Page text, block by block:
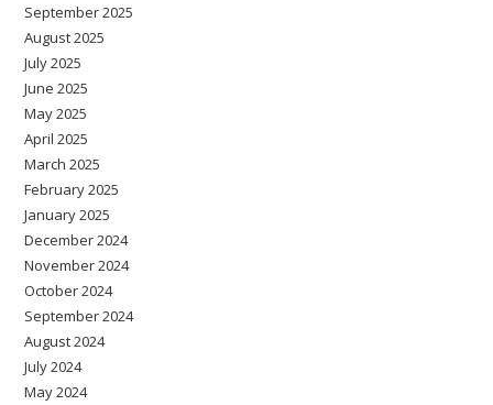
September 2025
August 2025
July 2025
June 2025
May 2025
April 2025
March 2025
February 2025
January 2025
December 2024
November 2024
October 2024
September 2024
August 2024
July 2024
May 2024